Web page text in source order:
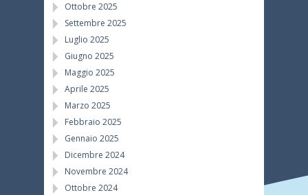
Ottobre 2025
Settembre 2025
Luglio 2025
Giugno 2025
Maggio 2025
Aprile 2025
Marzo 2025
Febbraio 2025
Gennaio 2025
Dicembre 2024
Novembre 2024
Ottobre 2024